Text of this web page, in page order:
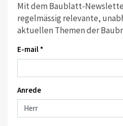
Mit dem Baublatt-
regelmässig relevante,
aktuellen Themen der
E-mail *
Anrede